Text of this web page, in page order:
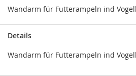
Wandarm für Futterampeln ind
Details
Wandarm für Futterampeln ind